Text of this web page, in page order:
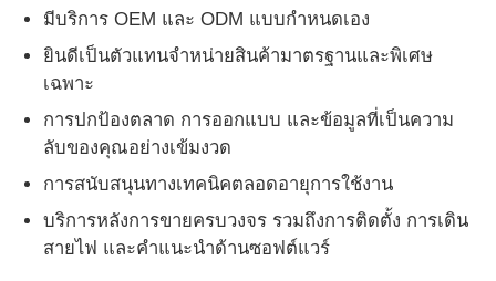
มีบริการ OEM และ ODM แบบกำหนดเอง
ยินดีเป็นตัวแทนจำหน่ายสินค้ามาตรฐานและพิเศษ
เฉพาะ
การปกป้องตลาด การออกแบบ และข้อมูลที่เป็นความ
ลับของคุณอย่างเข้มงวด
การสนับสนุนทางเทคนิคตลอดอายุการใช้งาน
บริการหลังการขายครบวงจร รวมถึงการติดตั้ง การเดิน
สายไฟ และคำแนะนำด้านซอฟต์แวร์